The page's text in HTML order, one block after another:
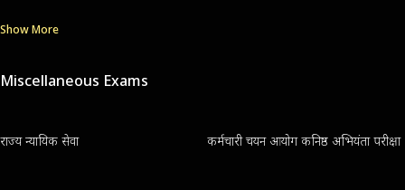
Show More
Miscellaneous Exams
राज्य न्यायिक सेवा कर्मचारी चयन आयोग कनिष्ठ अभियंता परीक्षा